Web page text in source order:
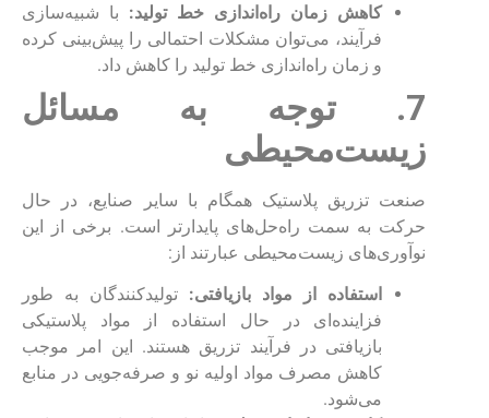
کاهش زمان راه‌اندازی خط تولید: با شبیه‌سازی
فرآیند، می‌توان مشکلات احتمالی را پیش‌بینی کرده
و زمان راه‌اندازی خط تولید را کاهش داد.
7. توجه به مسائل
زیست‌محیطی
صنعت تزریق پلاستیک همگام با سایر صنایع، در حال
حرکت به سمت راه‌حل‌های پایدارتر است. برخی از این
نوآوری‌های زیست‌محیطی عبارتند از:
استفاده از مواد بازیافتی: تولیدکنندگان به طور
فزاینده‌ای در حال استفاده از مواد پلاستیکی
بازیافتی در فرآیند تزریق هستند. این امر موجب
کاهش مصرف مواد اولیه نو و صرفه‌جویی در منابع
می‌شود.